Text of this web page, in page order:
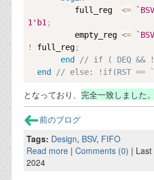
          full_reg
<=
1'b1 ;
          empty_reg
<=
!
full_reg;
end
// if ( DEQ && !
end
// else: !if(RST ==
となっており、 完全一致しました。
前のブログ
Tags: Design, BSV, FIFO
Read more | Comments (0) |
2024